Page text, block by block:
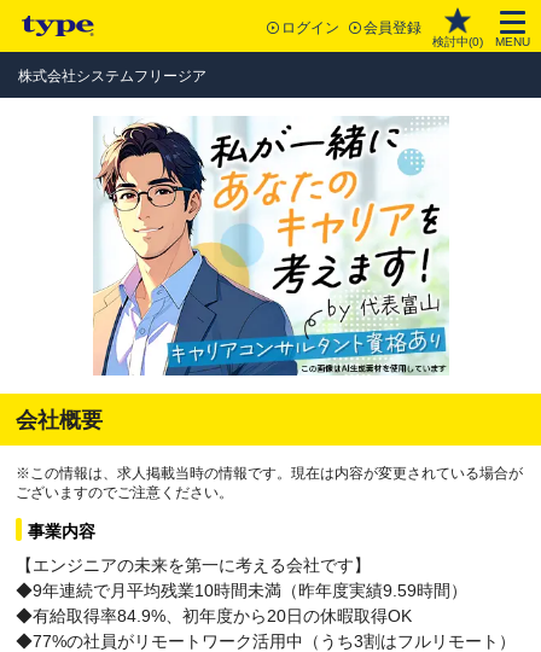
ログイン 会員登録
検討中(0) MENU
株式会社システムフリージア
会社概要
※この情報は、求人掲載当時の情報です。現在は内容が変更されている場合が
ございますのでご注意ください。
事業内容
【エンジニアの未来を第一に考える会社です】
◆9年連続で月平均残業10時間未満（昨年度実績9.59時間）
◆有給取得率84.9%、初年度から20日の休暇取得OK
◆77%の社員がリモートワーク活用中（うち3割はフルリモート）